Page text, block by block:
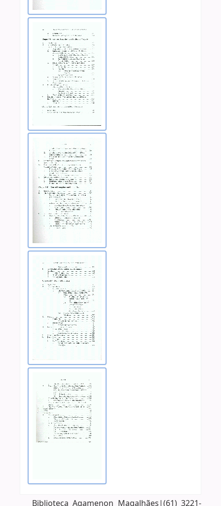
Biblioteca Agamenon Magalhães|(61) 3221-